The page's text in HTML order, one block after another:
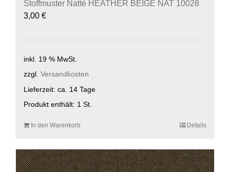
Stoffmuster Natté HEATHER BEIGE NAT 10028
3,00 €
inkl. 19 % MwSt.
zzgl. Versandkosten
Lieferzeit: ca. 14 Tage
Produkt enthält: 1 St.
In den Warenkorb Details